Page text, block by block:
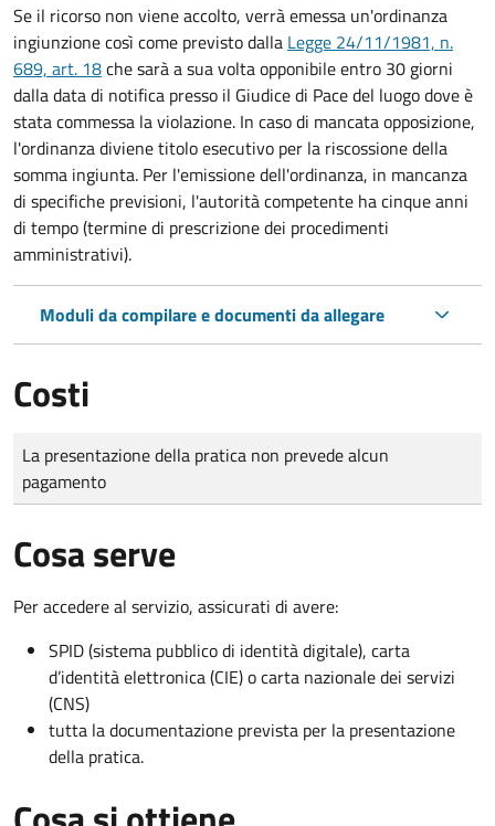
Se il ricorso non viene accolto, verrà emessa un'ordinanza
ingiunzione così come previsto dalla Legge 24/11/1981, n.
689, art. 18che sarà a sua volta opponibile entro 30 giorni
dalla data di notifica presso il Giudice di Pace del luogo dove è
stata commessa la violazione. In caso di mancata opposizione,
l'ordinanza diviene titolo esecutivo per la riscossione della
somma ingiunta. Per l'emissione dell'ordinanza, in mancanza
di specifiche previsioni, l'autorità competente ha cinque anni
di tempo (termine di prescrizione dei procedimenti
amministrativi).
Moduli da compilare e documenti da allegare
Costi
Tipo di pagamento
Importo
La presentazione della pratica non prevede alcun
pagamento
Cosa serve
Per accedere al servizio, assicurati di avere:
SPID (sistema pubblico di identità digitale), carta
d’identità elettronica (CIE) o carta nazionale dei servizi
(CNS)
tutta la documentazione prevista per la presentazione
della pratica.